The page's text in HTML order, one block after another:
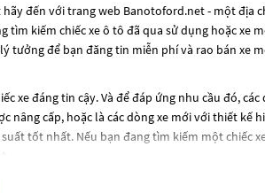
đến với trang web Banotoford.net - một địa
tìm kiếm chiếc xe ô tô đã qua sử dụng hoặc xe
để bạn đăng tin miễn phí và rao bán xe
xe đáng tin cậy. Và để đáp ứng nhu cầu đó, các
nâng cấp, hoặc là các dòng xe mới với thiết kế
tốt nhất. Nếu bạn đang tìm kiếm một chiếc